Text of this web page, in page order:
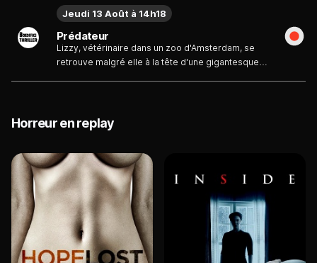
Prédateur
Lizzy, vétérinaire dans un zoo d'Amsterdam, se
retrouve malgré elle à la tête d'une gigantesque
sanguinaire qui terrorise les habitants de la ville...
Jeudi 13 Août à 14h18
Horreur en replay